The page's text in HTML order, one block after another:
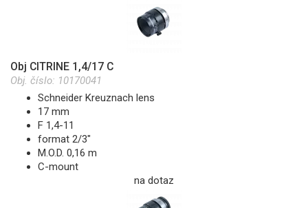
Obj CITRINE 1,4/17 C
Obj. číslo: 10170041
Schneider Kreuznach lens
17 mm
F 1,4-11
format 2/3"
M.O.D. 0,16 m
C-mount
na dotaz